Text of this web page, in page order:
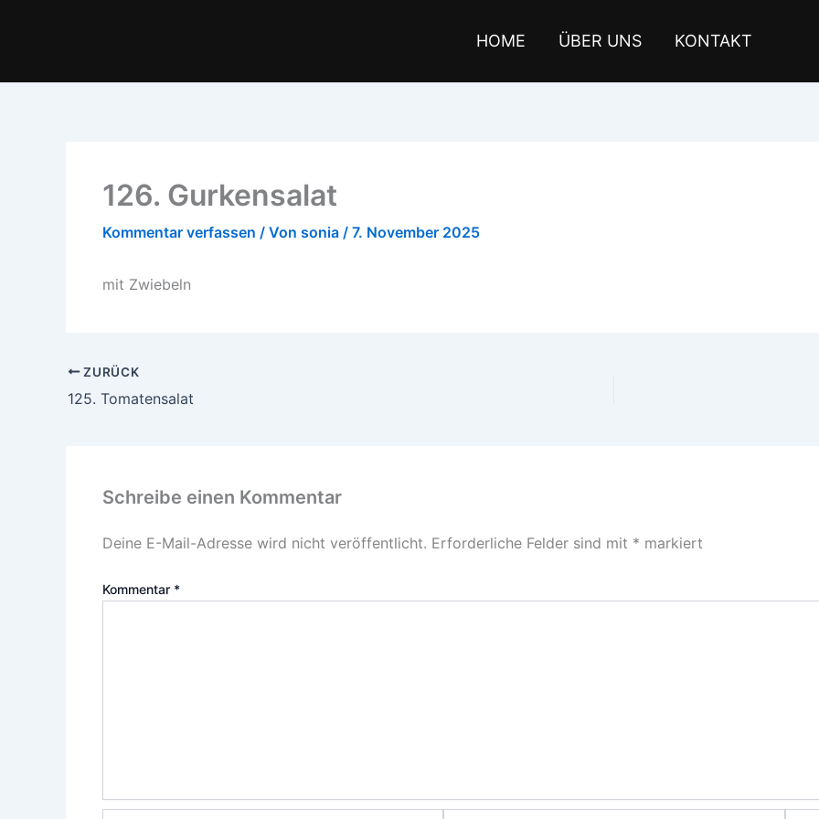
HOME ÜBER UNS KONTAKT
126. Gurkensalat
Kommentar verfassen / Von sonia / 7. November 2025
mit Zwiebeln
ZURÜCK
125. Tomatensalat
Schreibe einen Kommentar
Deine E-Mail-Adresse wird nicht veröffentlicht. Erforderliche Felder sind mit * markiert
Kommentar *